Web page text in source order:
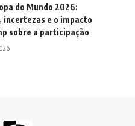
do Mundo 2026:
incertezas e o impacto
sobre a participação